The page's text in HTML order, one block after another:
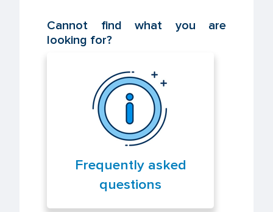
Cannot find what you are
looking for?
Frequently asked
questions